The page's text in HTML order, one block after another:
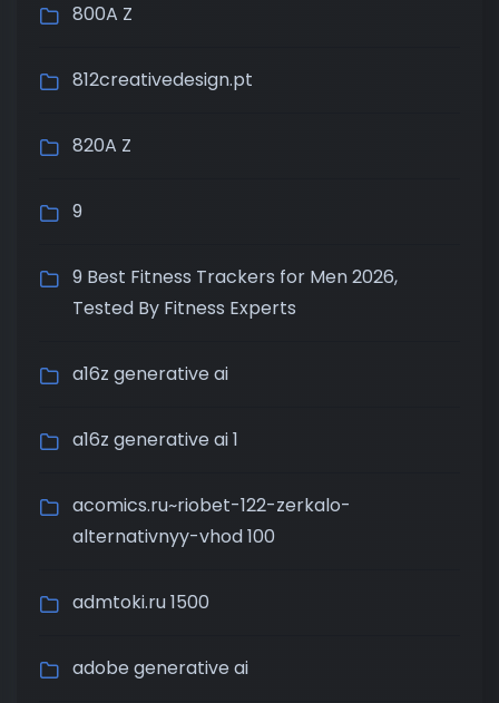
800A Z
812creativedesign.pt
820A Z
9
9 Best Fitness Trackers for Men 2026,
Tested By Fitness Experts
a16z generative ai
a16z generative ai 1
acomics.ru~riobet-122-zerkalo-
alternativnyy-vhod 100
admtoki.ru 1500
adobe generative ai